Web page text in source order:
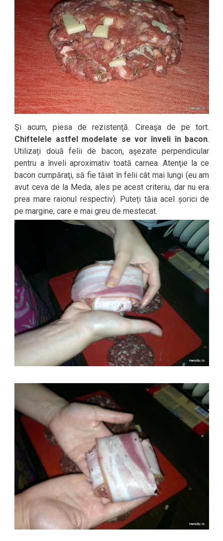
Şi acum, piesa de rezistenţă. Cireaşa de pe tort.
Chiftelele astfel modelate se vor înveli în bacon.
Utilizați două felii de bacon, aşezate perpendicular
pentru a înveli aproximativ toată carnea. Atenţie la ce
bacon cumpăraţi, să fie tăiat în felii cât mai lungi (eu am
avut ceva de la Meda, ales pe acest criteriu, dar nu era
prea mare raionul respectiv). Puteți tăia acel șorici de
pe margine, care e mai greu de mestecat.